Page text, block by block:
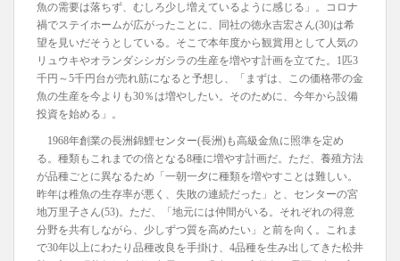
魚の需要は落ちず、むしろ少し増えているように感じる」。コロナ
禍でステイホームが広がったことに、同社の徳永吉宏さん(30)は希
望を見いだそうとしている。そこで本年度から観賞用として人気の
リュウキやオランダシシガシラの生産を増やす計画を立てた。1匹3
千円～5千円台が売れ筋になると予想し、「まずは、この価格帯の金
魚の生産を今よりも30％は増やしたい。そのために、今年から設備
投資を始める」。
1968年創業の長洲錦鯉センター(長洲)も高級金魚に照準を定め
る。種類もこれまでの倍となる8種に増やす計画だ。ただ、養殖方法
が品種ごとに異なるため「一朝一夕に種類を増やすことは難しい。
昨年は稚魚の生存率が悪く、失敗の連続だった」と、センターの宮
地万里子さん(53)。ただ、「地元には仲間がいる。それぞれの得意
分野を共有しながら、少しずつ質を高めたい」と前を向く。これま
で30年以上にわたり品種改良を手掛け、4品種を生み出してきた松井